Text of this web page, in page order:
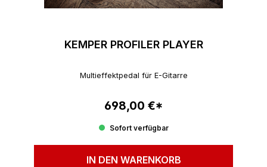
KEMPER PROFILER PLAYER
Multieffektpedal für E-Gitarre
Regulärer Preis:
698,00 €*
Sofort verfügbar
IN DEN WARENKORB